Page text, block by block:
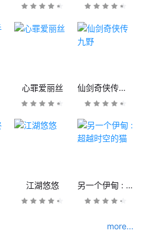
心罪爱丽丝 仙剑奇侠传九野
江湖悠悠 另一个伊甸 : 超越时空的猫
more...